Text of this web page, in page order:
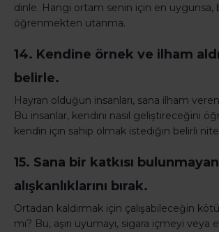
dinle. Hangi ortam senin için en uygunsa,
öğrenmekten utanma.
14. Kendine örnek ve ilham
belirle.
Hayran olduğun insanları, sana ilham
Bu insanlar, kendini nasıl geliştireceğini
kendin için sahip olmak istediğin belirli
15. Sana bir katkısı
alışkanlıklarını bırak.
Ortadan kaldırmak için çalışabileceğin kötü
mı? Bu, aşırı uyumayı, sigara içmeyi veya